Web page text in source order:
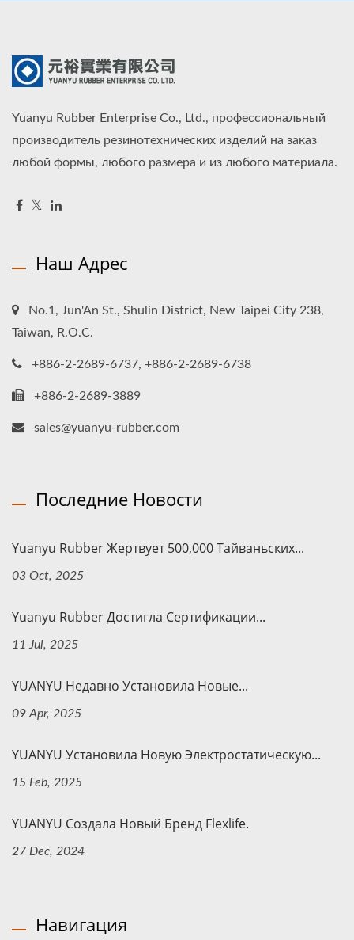
Yuanyu Rubber Enterprise Co., Ltd., профессиональный
производитель резинотехнических изделий на заказ
любой формы, любого размера и из любого материала.
Наш Адрес
No.1, Jun'An St., Shulin District, New Taipei City 238,
Taiwan, R.O.C.
+886-2-2689-6737, +886-2-2689-6738
+886-2-2689-3889
sales@yuanyu-rubber.com
Последние Новости
Yuanyu Rubber Жертвует 500,000 Тайваньских...
03 Oct, 2025
Yuanyu Rubber Достигла Сертификации...
11 Jul, 2025
YUANYU Недавно Установила Новые...
09 Apr, 2025
YUANYU Установила Новую Электростатическую...
15 Feb, 2025
YUANYU Создала Новый Бренд Flexlife.
27 Dec, 2024
Навигация